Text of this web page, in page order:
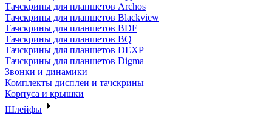
Тачскрины для планшетов Archos
Тачскрины для планшетов Blackview
Тачскрины для планшетов BDF
Тачскрины для планшетов BQ
Тачскрины для планшетов DEXP
Тачскрины для планшетов Digma
Звонки и динамики
Комплекты дисплеи и тачскрины
Корпуса и крышки
Шлейфы